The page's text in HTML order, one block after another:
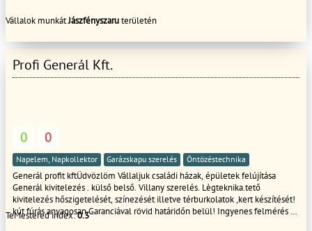
Széles kapcsolatrendszerünknek köszönhetően az építőipari kivitelezés
segítünk az anyagbeszerzés /szállítás lebonyolításában, valamint a törmelék
elszállításában. Munkáinkra természetesen garanciát vállalunk, cégünk
rendelkezik szakmai felelősségbiztosítással. Egyedi és részletes árajánlatért
Vállalok munkátJászfényszaruterületén
Profi Generál Kft.
0 0
Napelem, Napkollektor Garázskapu szerelés Öntözéstechnika
Generál profit kftÜdvözlöm Vállaljuk családi házak, épületek felújítása
Generál kivitelezés . külső belső. Villany szerelés. Lègteknika.tető
kivitelezés hőszigetelését, színezését illetve térburkolatok ,kert készítését!
kút fúrás anyagosan Garanciával rövid határidőn belül! Ingyenes felmérés és
TeMestered index:0.3